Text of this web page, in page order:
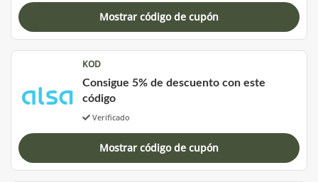
Mostrar código de cupón
KOD
Consigue 5% de descuento con este
código
Verificado
Mostrar código de cupón